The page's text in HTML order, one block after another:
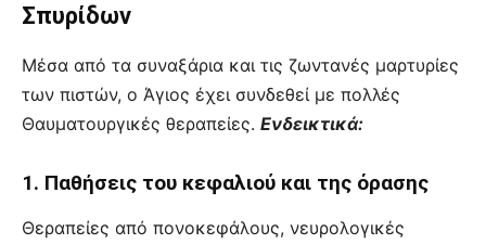
Σπυρίδων
Μέσα από τα συναξάρια και τις ζωντανές μαρτυρίες
των πιστών, ο Άγιος έχει συνδεθεί με πολλές
Θαυματουργικές θεραπείες. Ενδεικτικά:
1. Παθήσεις του κεφαλιού και της όρασης
Θεραπείες από πονοκεφάλους, νευρολογικές